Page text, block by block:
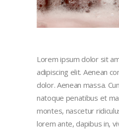
Lorem ipsum dolor sit
adipiscing elit. Aenean
dolor. Aenean massa.
natoque penatibus et
montes, nascetur
lorem ante, dapibus in,